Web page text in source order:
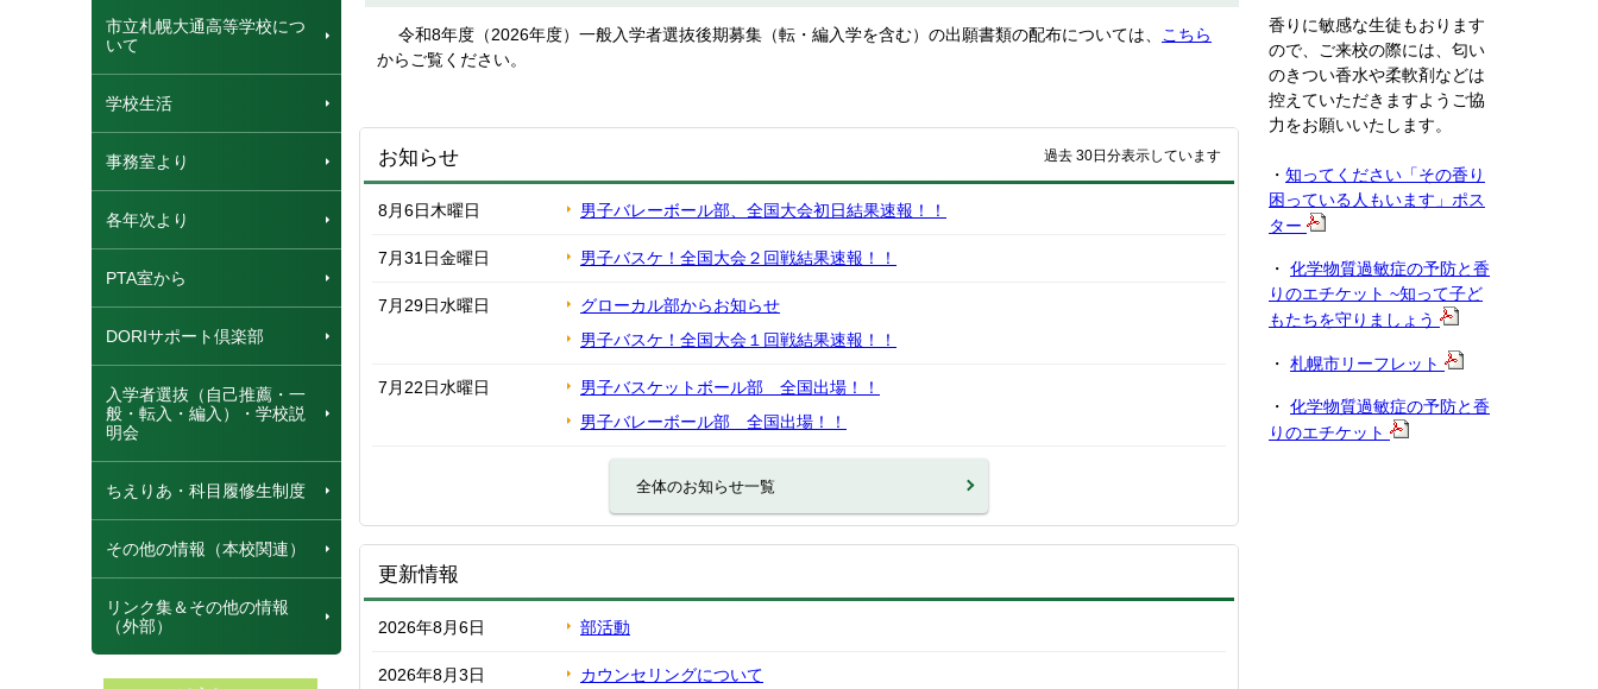
市立札幌大通高等学校につ
いて
学校生活
事務室より
各年次より
PTA室から
DORIサポート倶楽部
入学者選抜（自己推薦・一
般・転入・編入）・学校説
明会
ちえりあ・科目履修生制度
その他の情報（本校関連）
リンク集＆その他の情報
（外部）
令和8年度（2026年度）一般入学者選抜後期募集（転・編入学を含む）の出願書類の配布については、
こちら
からご覧ください。
お知らせ 過去 30日分表示しています
8月6日木曜日 男子バレーボール部、全国大会初日結果速報！！
7月31日金曜日 男子バスケ！全国大会２回戦結果速報！！
7月29日水曜日
グローカル部からお知らせ
男子バスケ！全国大会１回戦結果速報！！
7月22日水曜日
男子バスケットボール部 全国出場！！
男子バレーボール部 全国出場！！
全体のお知らせ一覧
更新情報
2026年8月6日 部活動
2026年8月3日 カウンセリングについて
香りに敏感な生徒もおります
ので、ご来校の際には、匂い
のきつい香水や柔軟剤などは
控えていただきますようご協
力をお願いいたします。
・ 知ってください「その香り
困っている人もいます」ポス
ター
・ 化学物質過敏症の予防と香
りのエチケット ~知って子ど
もたちを守りましょう
・ 札幌市リーフレット
・ 化学物質過敏症の予防と香
りのエチケット